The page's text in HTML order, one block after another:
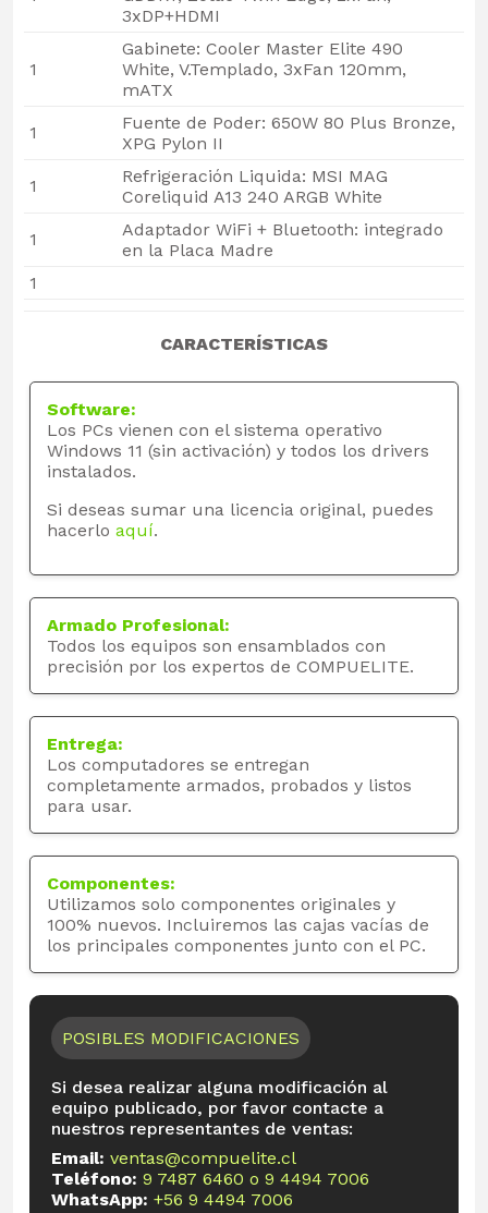
3xDP+HDMI
1
Gabinete: Cooler Master Elite 490
White, V.Templado, 3xFan 120mm,
mATX
1
Fuente de Poder: 650W 80 Plus Bronze,
XPG Pylon II
1
Refrigeración Liquida: MSI MAG
Coreliquid A13 240 ARGB White
1
Adaptador WiFi + Bluetooth: integrado
en la Placa Madre
1
CARACTERÍSTICAS
Software:
Los PCs vienen con el sistema operativo
Windows 11 (sin activación) y todos los drivers
instalados.
Si deseas sumar una licencia original, puedes
hacerlo aquí.
Armado Profesional:
Todos los equipos son ensamblados con
precisión por los expertos de COMPUELITE.
Entrega:
Los computadores se entregan
completamente armados, probados y listos
para usar.
Componentes:
Utilizamos solo componentes originales y
100% nuevos. Incluiremos las cajas vacías de
los principales componentes junto con el PC.
POSIBLES MODIFICACIONES
Si desea realizar alguna modificación al
equipo publicado, por favor contacte a
nuestros representantes de ventas:
Email: ventas@compuelite.cl
Teléfono: 9 7487 6460 o 9 4494 7006
WhatsApp: +56 9 4494 7006